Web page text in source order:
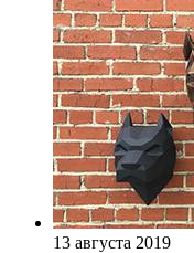
13 августа 2019